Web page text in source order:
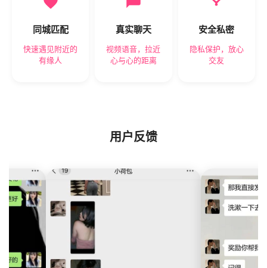
同城匹配
快速遇见附近的
有缘人
真实聊天
视频语音，拉近
心与心的距离
安全私密
隐私保护，放心
交友
用户反馈